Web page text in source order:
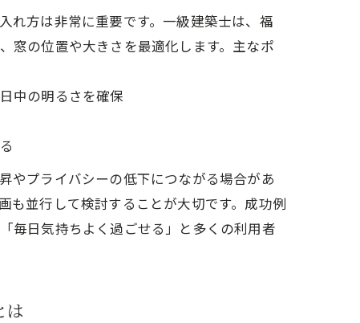
れ方は非常に重要です。一級建築士は、福
窓の位置や大きさを最適化します。主なポ
中の明るさを確保
やプライバシーの低下につながる場合があ
も並行して検討することが大切です。成功例
毎日気持ちよく過ごせる」と多くの利用者
は